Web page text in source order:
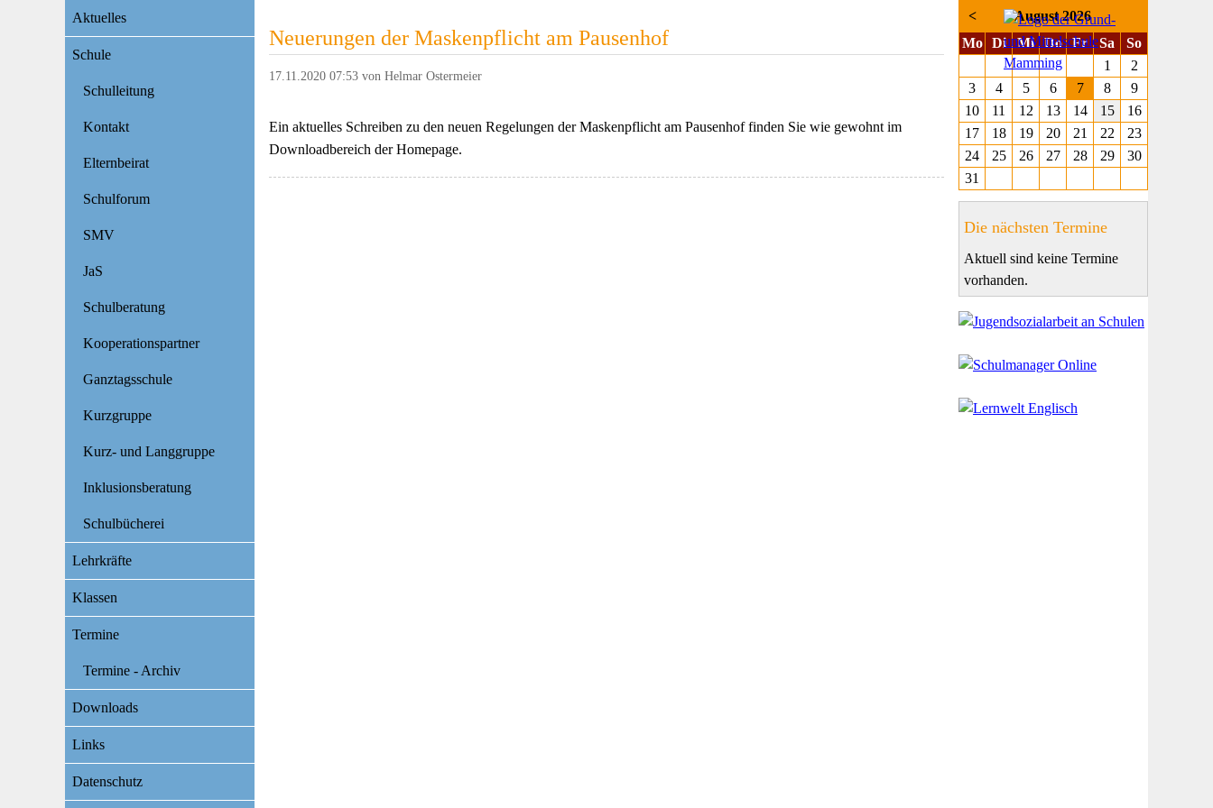
Neuerungen der Maskenpflicht am Pausenhof
17.11.2020 07:53 von Helmar Ostermeier
Ein aktuelles Schreiben zu den neuen Regelungen der Maskenpflicht am Pausenhof finden Sie wie gewohnt im
Downloadbereich der Homepage.
Navigation
Aktuelles
Schule
Schulleitung
Kontakt
Elternbeirat
Schulforum
SMV
JaS
Schulberatung
Kooperationspartner
Ganztagsschule
Kurzgruppe
Kurz- und Langgruppe
Inklusionsberatung
Schulbücherei
Lehrkräfte
Klassen
Termine
Termine - Archiv
Downloads
Links
Datenschutz
<
August 2026
Montag
Dienstag
Mittwoch
Donnerstag
Freitag
Sa mstag
Sonntag
1
2
3
4 5 6 7 8
9
10
11 12 13 14 15
16
17
18 19 20 21 22
23
24
25 26 27 28 29
30
31
Die nächsten Termine
Aktuell sind keine Termine
vorhanden.